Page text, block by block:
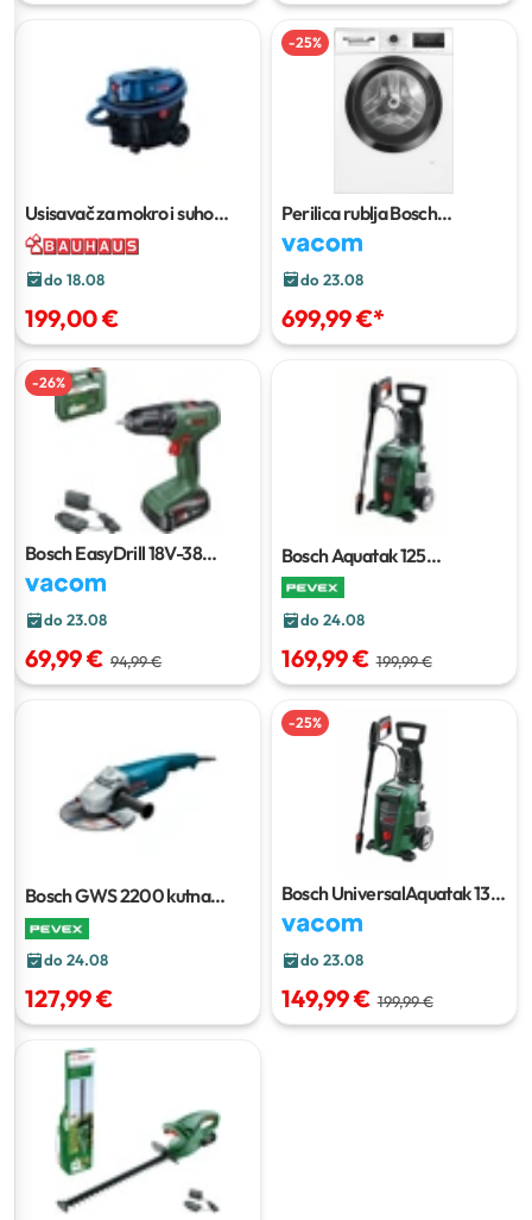
Usisavač za mokro i suho
usisavanje 'GAS 12-25 PL'
do 18.08
199,00 €
-25%
Perilica rublja Bosch
WAN24168BY
do 23.08
699,99 €*
-26%
Bosch EasyDrill 18V-38
akumulatorska bušilica-
izvijač
do 23.08
69,99 € 94,99 €
Bosch Aquatak 125
visokotlačni perač +
Home&Car Kit
do 24.08
169,99 € 199,99 €
Bosch GWS 2200 kutna
brusilica
do 24.08
127,99 €
-25%
Bosch UniversalAquatak 135
visokotlačni uređaj za
čišćenje
do 23.08
149,99 € 199,99 €